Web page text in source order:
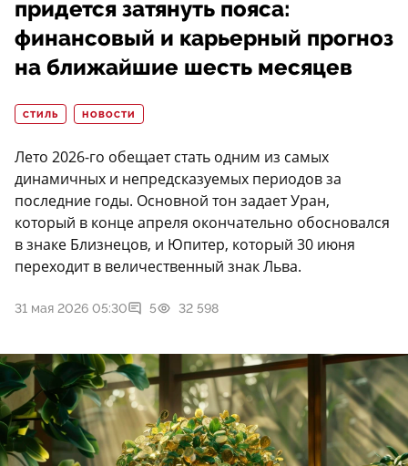
придется затянуть пояса:
финансовый и карьерный прогноз
на ближайшие шесть месяцев
СТИЛЬ НОВОСТИ
Лето 2026-го обещает стать одним из самых
динамичных и непредсказуемых периодов за
последние годы. Основной тон задает Уран,
который в конце апреля окончательно обосновался
в знаке Близнецов, и Юпитер, который 30 июня
переходит в величественный знак Льва.
31 мая 2026 05:30 5 32 598